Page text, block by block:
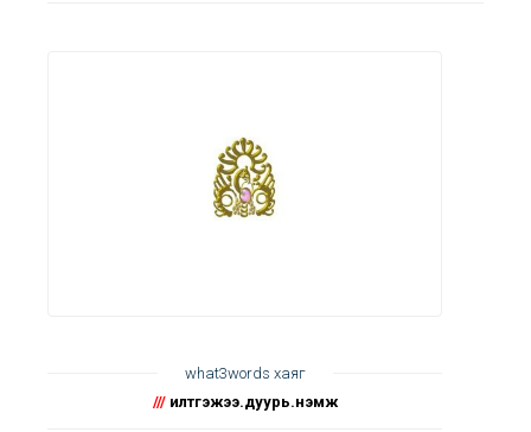
what3words хаяг
/// илтгэжээ.дуурь.нэмж